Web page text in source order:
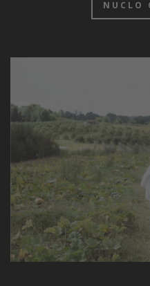
vibes and mood.
NUCLO